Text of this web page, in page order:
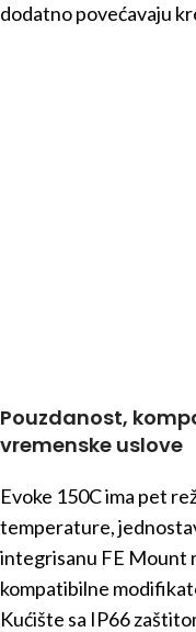
dodatno povećavaju
Pouzdanost,
vremenske uslove
Evoke 150C ima pet
temperature,
integrisanu FE Mount
kompatibilne
Kućište sa IP66